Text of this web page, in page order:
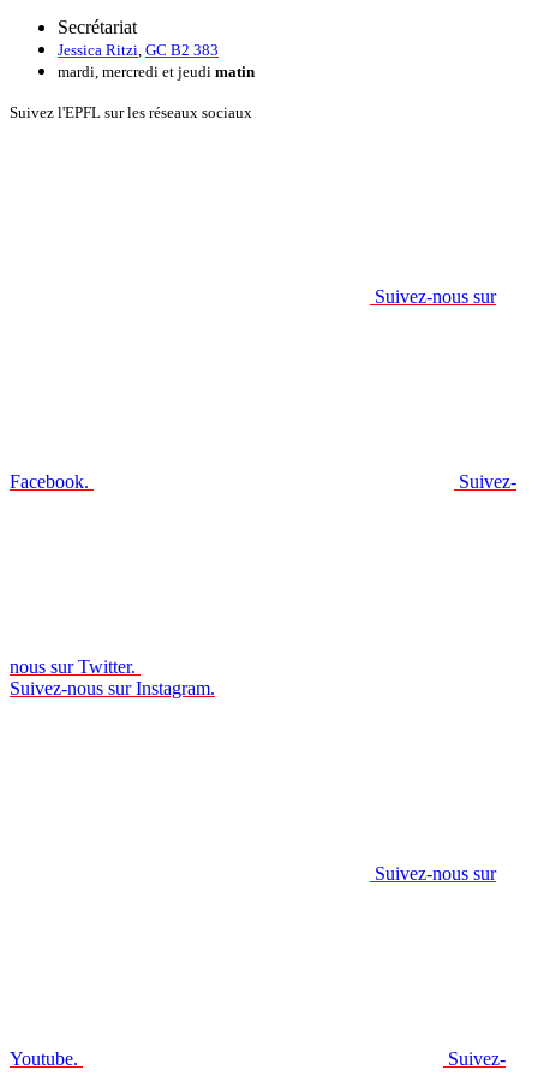
Secrétariat
Jessica Ritzi GC B2 383
mardi, mercredi et jeudi matin
Suivez l'EPFL sur les réseaux sociaux
Suivez-nous sur
Facebook. Suivez-
nous sur Twitter.
Suivez-nous sur Instagram.
Suivez-nous sur
Youtube. Suivez-